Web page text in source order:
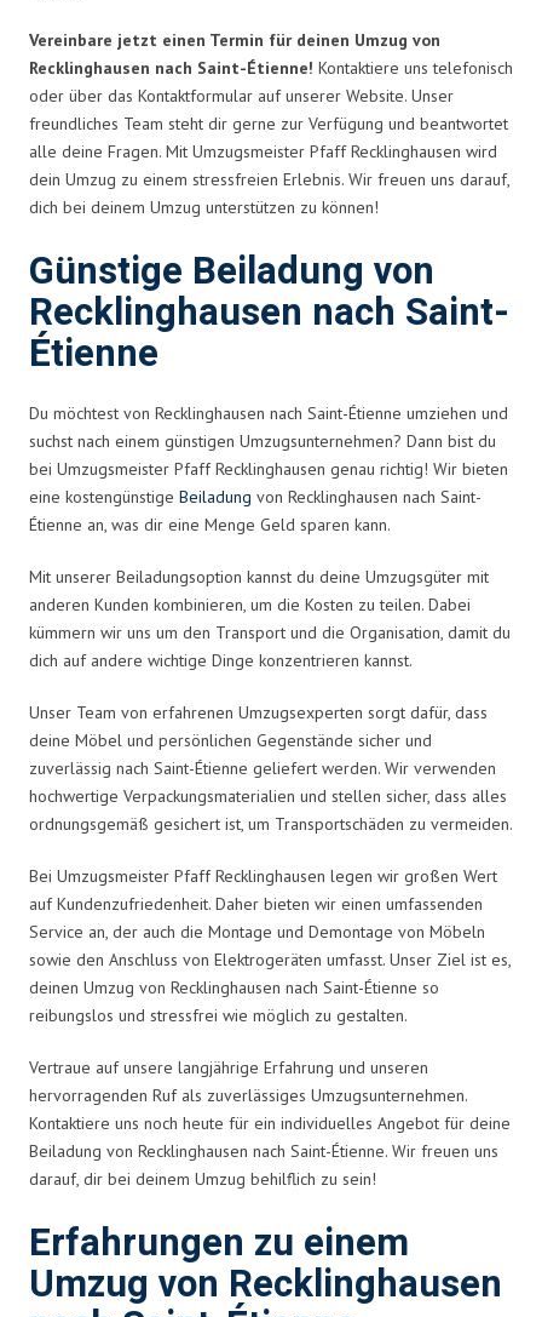
Vereinbare jetzt einen Termin für deinen Umzug von
Recklinghausen nach Saint-Étienne! Kontaktiere uns telefonisch
oder über das Kontaktformular auf unserer Website. Unser
freundliches Team steht dir gerne zur Verfügung und beantwortet
alle deine Fragen. Mit Umzugsmeister Pfaff Recklinghausen wird
dein Umzug zu einem stressfreien Erlebnis. Wir freuen uns darauf,
dich bei deinem Umzug unterstützen zu können!
Günstige Beiladung von
Recklinghausen nach Saint-
Étienne
Du möchtest von Recklinghausen nach Saint-Étienne umziehen und
suchst nach einem günstigen Umzugsunternehmen? Dann bist du
bei Umzugsmeister Pfaff Recklinghausen genau richtig! Wir bieten
eine kostengünstige Beiladung von Recklinghausen nach Saint-
Étienne an, was dir eine Menge Geld sparen kann.
Mit unserer Beiladungsoption kannst du deine Umzugsgüter mit
anderen Kunden kombinieren, um die Kosten zu teilen. Dabei
kümmern wir uns um den Transport und die Organisation, damit du
dich auf andere wichtige Dinge konzentrieren kannst.
Unser Team von erfahrenen Umzugsexperten sorgt dafür, dass
deine Möbel und persönlichen Gegenstände sicher und
zuverlässig nach Saint-Étienne geliefert werden. Wir verwenden
hochwertige Verpackungsmaterialien und stellen sicher, dass alles
ordnungsgemäß gesichert ist, um Transportschäden zu vermeiden.
Bei Umzugsmeister Pfaff Recklinghausen legen wir großen Wert
auf Kundenzufriedenheit. Daher bieten wir einen umfassenden
Service an, der auch die Montage und Demontage von Möbeln
sowie den Anschluss von Elektrogeräten umfasst. Unser Ziel ist es,
deinen Umzug von Recklinghausen nach Saint-Étienne so
reibungslos und stressfrei wie möglich zu gestalten.
Vertraue auf unsere langjährige Erfahrung und unseren
hervorragenden Ruf als zuverlässiges Umzugsunternehmen.
Kontaktiere uns noch heute für ein individuelles Angebot für deine
Beiladung von Recklinghausen nach Saint-Étienne. Wir freuen uns
darauf, dir bei deinem Umzug behilflich zu sein!
Erfahrungen zu einem
Umzug von Recklinghausen